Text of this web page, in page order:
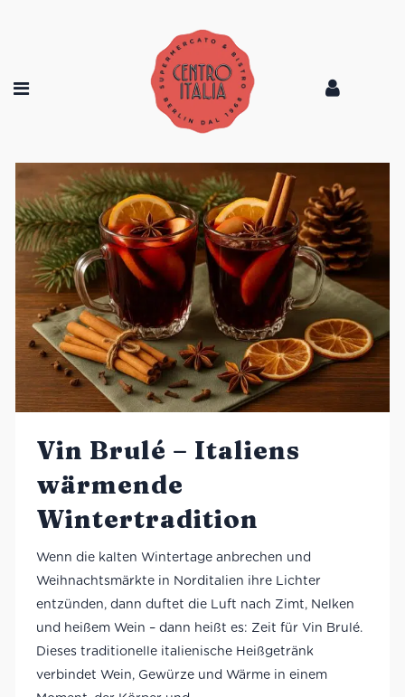
Vin Brulé – Italiens
wärmende
Wintertradition
Wenn die kalten Wintertage anbrechen und
Weihnachtsmärkte in Norditalien ihre Lichter
entzünden, dann duftet die Luft nach Zimt, Nelken
und heißem Wein – dann heißt es: Zeit für Vin Brulé.
Dieses traditionelle italienische Heißgetränk
verbindet Wein, Gewürze und Wärme in einem